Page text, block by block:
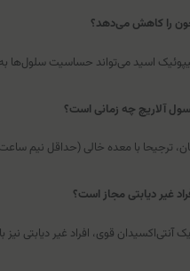
خون را کاهش می‌دهد؟
لیپوئیک اسید می‌تواند حساسیت سلول‌ها
آلاریچ چه زمانی است؟
ترجیحا با معده خالی (حداقل نیم
غیر دیابتی مجاز است؟
آنتی‌اکسیدان قوی، افراد غیر دیابتی